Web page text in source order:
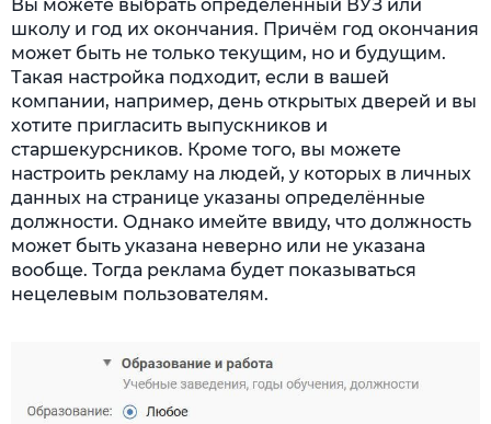
Вы можете выбрать определенный ВУЗ или
школу и год их окончания. Причём год окончания
может быть не только текущим, но и будущим.
Такая настройка подходит, если в вашей
компании, например, день открытых дверей и вы
хотите пригласить выпускников и
старшекурсников. Кроме того, вы можете
настроить рекламу на людей, у которых в личных
данных на странице указаны определённые
должности. Однако имейте ввиду, что должность
может быть указана неверно или не указана
вообще. Тогда реклама будет показываться
нецелевым пользователям.